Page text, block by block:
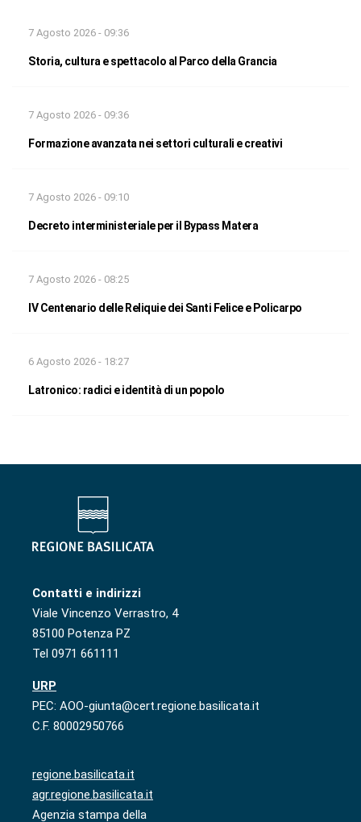
7 Agosto 2026 - 09:36
Storia, cultura e spettacolo al Parco della Grancia
7 Agosto 2026 - 09:36
Formazione avanzata nei settori culturali e creativi
7 Agosto 2026 - 09:10
Decreto interministeriale per il Bypass Matera
7 Agosto 2026 - 08:25
IV Centenario delle Reliquie dei Santi Felice e Policarpo
6 Agosto 2026 - 18:27
Latronico: radici e identità di un popolo
Contatti e indirizzi
Viale Vincenzo Verrastro, 4
85100 Potenza PZ
Tel 0971 661111
URP
PEC: AOO-giunta@cert.regione.basilicata.it
C.F. 80002950766
regione.basilicata.it
agr.regione.basilicata.it
Agenzia stampa della